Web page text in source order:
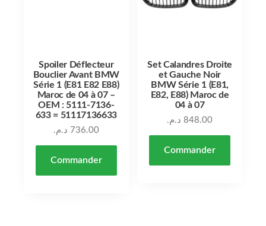
Spoiler Déflecteur
Bouclier Avant BMW
Série 1 (E81 E82 E88)
Maroc de 04 à 07 –
OEM : 5111-7136-
633 = 51117136633
736.00 د.م.
Commander
Set Calandres Droite
et Gauche Noir
BMW Série 1 (E81,
E82, E88) Maroc de
04 à 07
848.00 د.م.
Commander